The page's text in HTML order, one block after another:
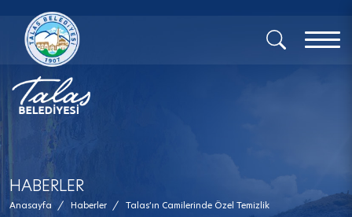
x
HABERLER
Anasayfa / Haberler / Talas’ın Camilerinde Özel Temizlik